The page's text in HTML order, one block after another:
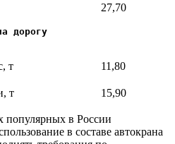
27,70
дорогу
т 11,80
т 15,90
в России
в составе автокрана